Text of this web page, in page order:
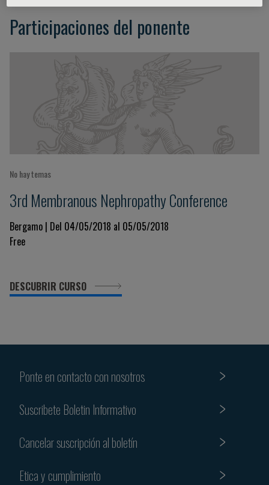
Participaciones del ponente
No hay temas
3rd Membranous Nephropathy Conference
Bergamo | Del 04/05/2018 al 05/05/2018
Free
DESCUBRIR CURSO
Ponte en contacto con nosotros
Suscribete Boletin Informativo
Cancelar suscripción al boletín
Etica y cumplimiento